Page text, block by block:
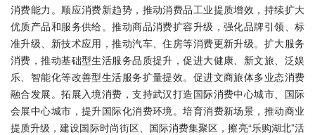
消费能力。顺应消费新趋势，推动消费品工业提质增效，持续扩大
优质产品和服务供给。推动商品消费扩容升级，强化品牌引领、标
准升级、新技术应用，推动汽车、住房等消费更新升级。扩大服务
消费，推动基础型生活服务品质提升，促进大健康、新文旅、泛娱
乐、智能化等改善型生活服务扩量提效。促进文商旅体多业态消费
融合发展。拓展入境消费，支持武汉打造国际消费中心城市、国际
会展中心城市，提升国际化消费环境。培育消费新场景，推动商业
提质升级，建设国际时尚街区、国际消费集聚区，擦亮“乐购湖北”活